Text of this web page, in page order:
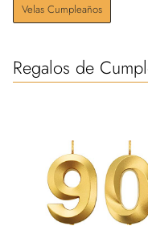
Velas Cumpleaños
Regalos de